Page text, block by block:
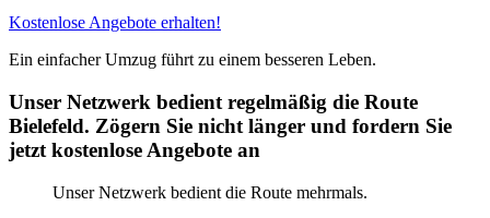
Kostenlose Angebote erhalten!
Ein einfacher Umzug führt zu einem besseren Leben.
Unser Netzwerk bedient regelmäßig die Route
Bielefeld. Zögern Sie nicht länger und fordern Sie
jetzt kostenlose Angebote an
Unser Netzwerk bedient die Route mehrmals.